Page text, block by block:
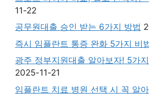
11-22
공무원대출 승인 받는 6가지 방법
즉시 임플란트 통증 완화 5가지 비
광주 정부지원대출 알아보자! 5가
2025-11-21
임플란트 치료 병원 선택 시 꼭 알